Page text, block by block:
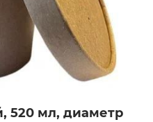
520 мл, диаметр